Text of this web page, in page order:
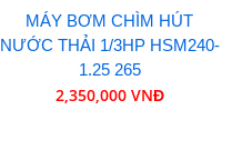
MÁY BƠM CHÌM HÚT
NƯỚC THẢI 1/3HP HSM240-
1.25 265
2,350,000 VNĐ